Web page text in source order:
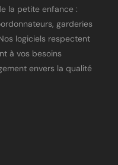
la petite enfance :
garderies
logiciels respectent
à vos besoins
envers la qualité